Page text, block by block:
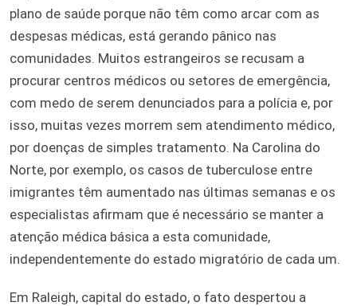
plano de saúde porque não têm como arcar com as
despesas médicas, está gerando pânico nas
comunidades. Muitos estrangeiros se recusam a
procurar centros médicos ou setores de emergência,
com medo de serem denunciados para a polícia e, por
isso, muitas vezes morrem sem atendimento médico,
por doenças de simples tratamento. Na Carolina do
Norte, por exemplo, os casos de tuberculose entre
imigrantes têm aumentado nas últimas semanas e os
especialistas afirmam que é necessário se manter a
atenção médica básica a esta comunidade,
independentemente do estado migratório de cada um.
Em Raleigh, capital do estado, o fato despertou a